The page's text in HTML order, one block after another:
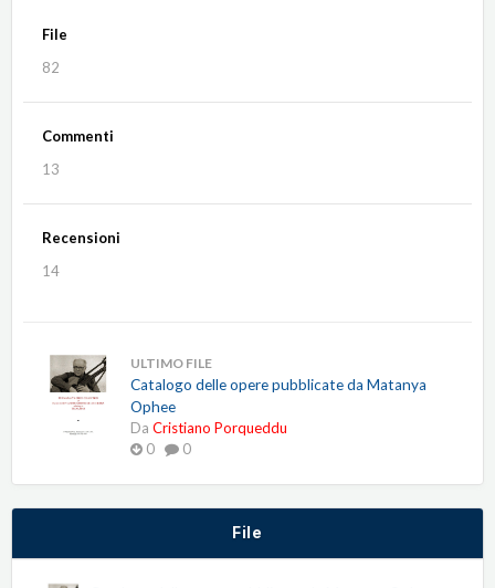
File
82
Commenti
13
Recensioni
14
ULTIMO FILE
Catalogo delle opere pubblicate da Matanya
Ophee
Da Cristiano Porqueddu
0
0
File